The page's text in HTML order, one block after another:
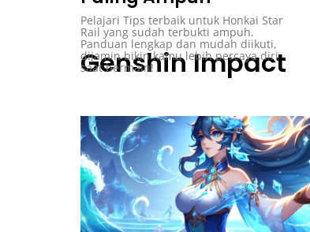
Pelajari Tips terbaik untuk Honkai Star
Rail yang sudah terbukti ampuh.
Panduan lengkap dan mudah diikuti,
dijamin bikin kamu lebih percaya diri
saat bermain!
Genshin Impact